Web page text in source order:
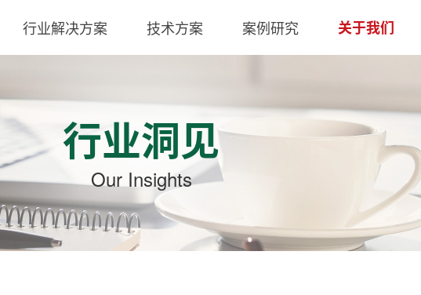
行业解决方案 技术方案 案例研究 关于我们
行业洞见
Our Insights